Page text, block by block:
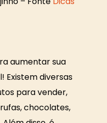
aumentar sua
Existem diversas
para vender,
chocolates,